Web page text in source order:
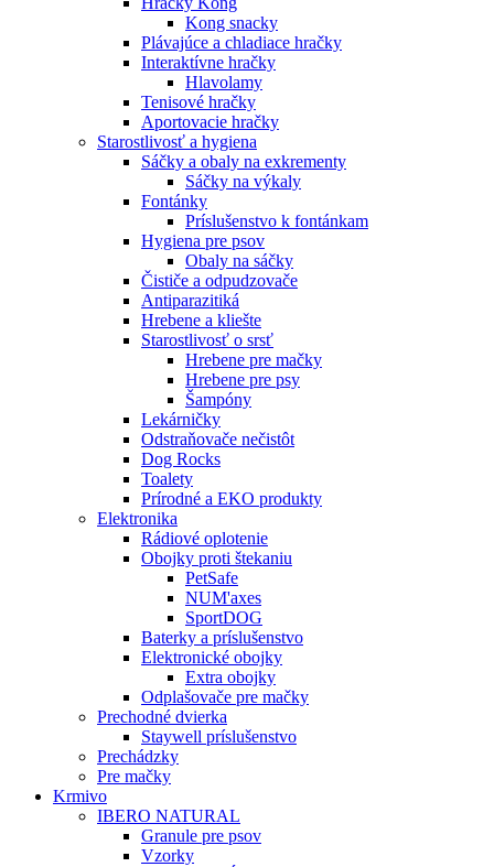
Kong snacky
Plávajúce a chladiace hračky
Interaktívne hračky
Hlavolamy
Tenisové hračky
Aportovacie hračky
Starostlivosť a hygiena
Sáčky a obaly na exkrementy
Sáčky na výkaly
Fontánky
Príslušenstvo k fontánkam
Hygiena pre psov
Obaly na sáčky
Čističe a odpudzovače
Antiparazitiká
Hrebene a kliešte
Starostlivosť o srsť
Hrebene pre mačky
Hrebene pre psy
Šampóny
Lekárničky
Odstraňovače nečistôt
Dog Rocks
Toalety
Prírodné a EKO produkty
Elektronika
Rádiové oplotenie
Obojky proti štekaniu
PetSafe
NUM'axes
SportDOG
Baterky a príslušenstvo
Elektronické obojky
Extra obojky
Odplašovače pre mačky
Prechodné dvierka
Staywell príslušenstvo
Prechádzky
Pre mačky
Krmivo
IBERO NATURAL
Granule pre psov
Vzorky